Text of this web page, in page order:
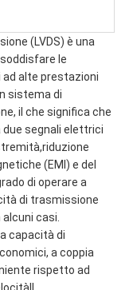
(LVDS) è una
le
alte prestazioni
sistema di
il che significa che
segnali elettrici
(EMI) e del
di operare a
di trasmissione
alcuni casi.
capacità di
a coppia
rispetto ad